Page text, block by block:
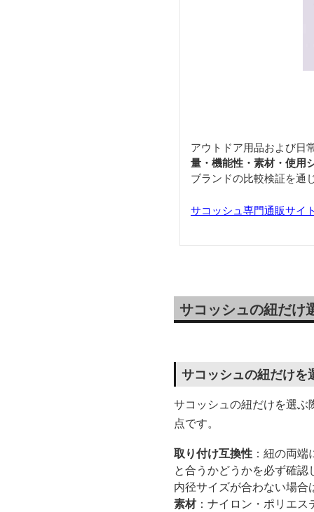
アウトドア用品および日
量・機能性・素材・使用
ブランドの比較検証を通
サコッシュ専門通販サイ
サコッシュの紐だけ
サコッシュの紐だけを
サコッシュの紐だけを選
点です。
取り付け互換性 ：紐の両
と合うかどうかを必ず確認
内径サイズが合わない場
素材：ナイロン・ポリエス